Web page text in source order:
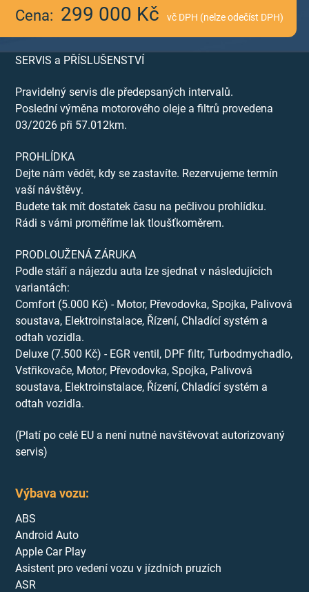
Cena: 299 000 Kč vč DPH (nelze odečíst DPH)
SERVIS a PŘÍSLUŠENSTVÍ
Pravidelný servis dle předepsaných intervalů.
Poslední výměna motorového oleje a filtrů provedena
03/2026 při 57.012km.
PROHLÍDKA
Dejte nám vědět, kdy se zastavíte. Rezervujeme termín
vaší návštěvy.
Budete tak mít dostatek času na pečlivou prohlídku.
Rádi s vámi proměříme lak tloušťkoměrem.
PRODLOUŽENÁ ZÁRUKA
Podle stáří a nájezdu auta lze sjednat v následujících
variantách:
Comfort (5.000 Kč) - Motor, Převodovka, Spojka, Palivová
soustava, Elektroinstalace, Řízení, Chladící systém a
odtah vozidla.
Deluxe (7.500 Kč) - EGR ventil, DPF filtr, Turbodmychadlo,
Vstřikovače, Motor, Převodovka, Spojka, Palivová
soustava, Elektroinstalace, Řízení, Chladící systém a
odtah vozidla.
(Platí po celé EU a není nutné navštěvovat autorizovaný
servis)
Výbava vozu:
ABS
Android Auto
Apple Car Play
Asistent pro vedení vozu v jízdních pruzích
ASR